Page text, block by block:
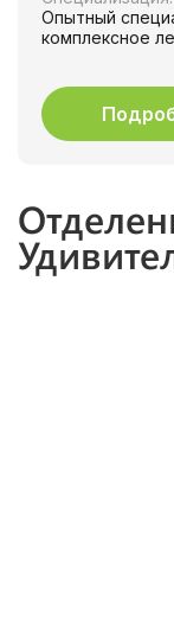
Опытный
комплексное